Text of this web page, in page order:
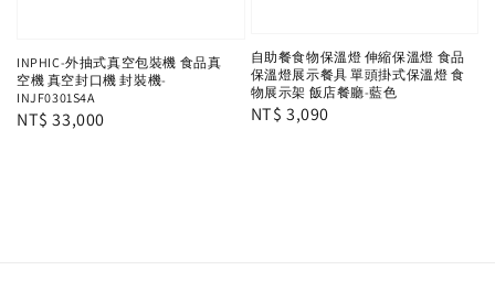
INPHIC-外抽式真空包裝機 食品真
空機 真空封口機 封裝機-
INJF0301S4A
Regular
NT$ 33,000
自助餐食物保溫燈 伸縮保溫燈 食品
保溫燈展示餐具 單頭掛式保溫燈 食
物展示架 飯店餐廳-藍色
Regular
NT$ 3,090